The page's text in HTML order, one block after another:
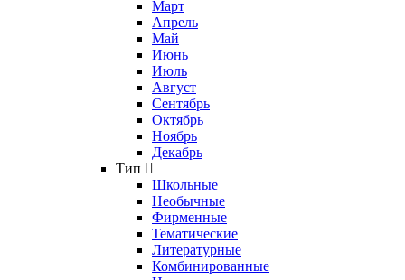
Март
Апрель
Май
Июнь
Июль
Август
Сентябрь
Октябрь
Ноябрь
Декабрь
Тип
Школьные
Необычные
Фирменные
Тематические
Литературные
Комбинированные